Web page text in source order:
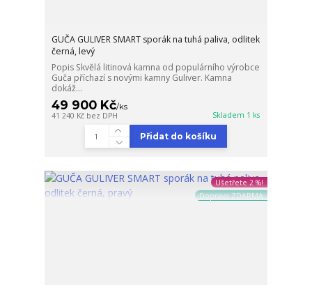
GUČA GULIVER SMART sporák na tuhá paliva, odlitek
černá, levý
Popis Skvělá litinová kamna od populárního výrobce
Guča příchazí s novými kamny Guliver. Kamna
dokáž...
49 900 Kč/ks
41 240 Kč bez DPH Skladem 1 ks
Přidat do košíku
Ušetřete 2 %!
Doprava ZDARMA